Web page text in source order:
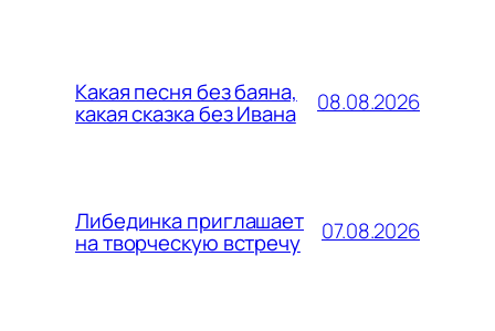
Какая песня без баяна,
какая сказка без Ивана 08.08.2026
Либединка приглашает
на творческую встречу 07.08.2026